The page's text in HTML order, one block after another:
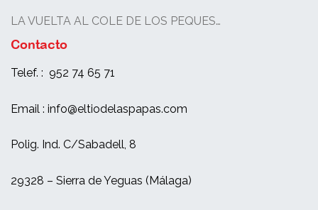
LA VUELTA AL COLE DE LOS PEQUES…
Contacto
Telef. : 952 74 65 71
Email : info@eltiodelaspapas.com
Polig. Ind. C/Sabadell, 8
29328 – Sierra de Yeguas (Málaga)